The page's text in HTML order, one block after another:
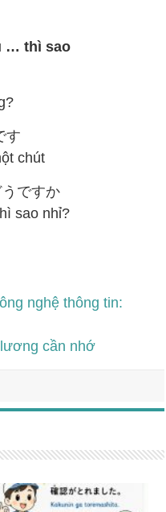
… thì sao
す
chút
ですか
sao nhỉ?
nghệ thông tin:
cần nhớ